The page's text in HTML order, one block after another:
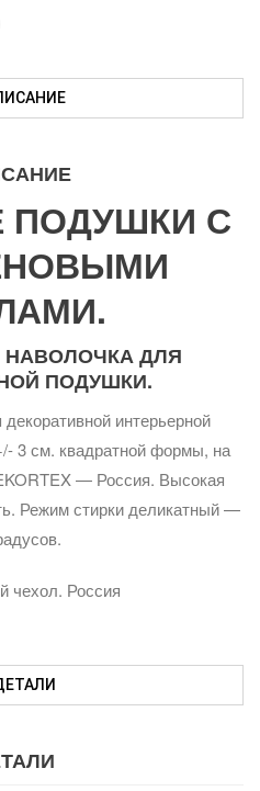
С
ДЛЯ
ПОДУШКИ.
интерьерной
3 см. квадратной формы, на
— Россия. Высокая
Режим стирки деликатный —
чехол. Россия